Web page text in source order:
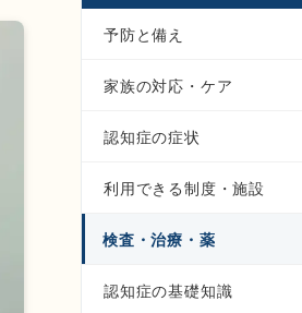
予防と備え
家族の対応・ケア
認知症の症状
利用できる制度・施設
検査・治療・薬
認知症の基礎知識